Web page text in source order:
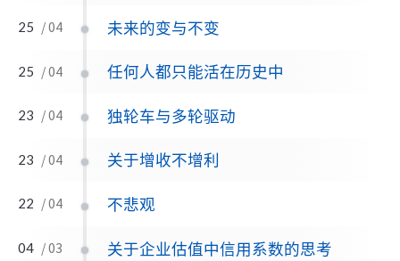
25 / 04 未来的变与不变
25 / 04 任何人都只能活在历史中
23 / 04 独轮车与多轮驱动
23 / 04 关于增收不增利
22 / 04 不悲观
04 / 03 关于企业估值中信用系数的思考